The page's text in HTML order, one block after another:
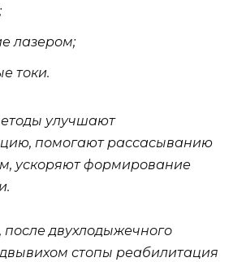
лазером;
токи.
улучшают
помогают рассасыванию
ускоряют формирование
после двухлодыжечного
стопы реабилитация